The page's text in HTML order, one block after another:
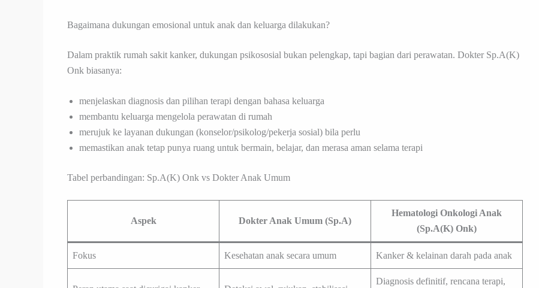
Bagaimana dukungan emosional untuk anak dan keluarga dilakukan?
Dalam praktik rumah sakit kanker, dukungan psikososial bukan pelengkap, tapi bagian dari perawatan. Dokter Sp.A(K)
Onk biasanya:
menjelaskan diagnosis dan pilihan terapi dengan bahasa keluarga
membantu keluarga mengelola perawatan di rumah
merujuk ke layanan dukungan (konselor/psikolog/pekerja sosial) bila perlu
memastikan anak tetap punya ruang untuk bermain, belajar, dan merasa aman selama terapi
Tabel perbandingan: Sp.A(K) Onk vs Dokter Anak Umum
Aspek Dokter Anak Umum (Sp.A)
Hematologi Onkologi Anak
(Sp.A(K) Onk)
Fokus Kesehatan anak secara umum Kanker & kelainan darah pada anak
Diagnosis definitif, rencana terapi,